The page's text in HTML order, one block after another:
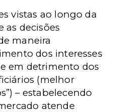
vistas ao longo da
as decisões
maneira
dos interesses
em detrimento dos
(melhor
– estabelecendo
atende